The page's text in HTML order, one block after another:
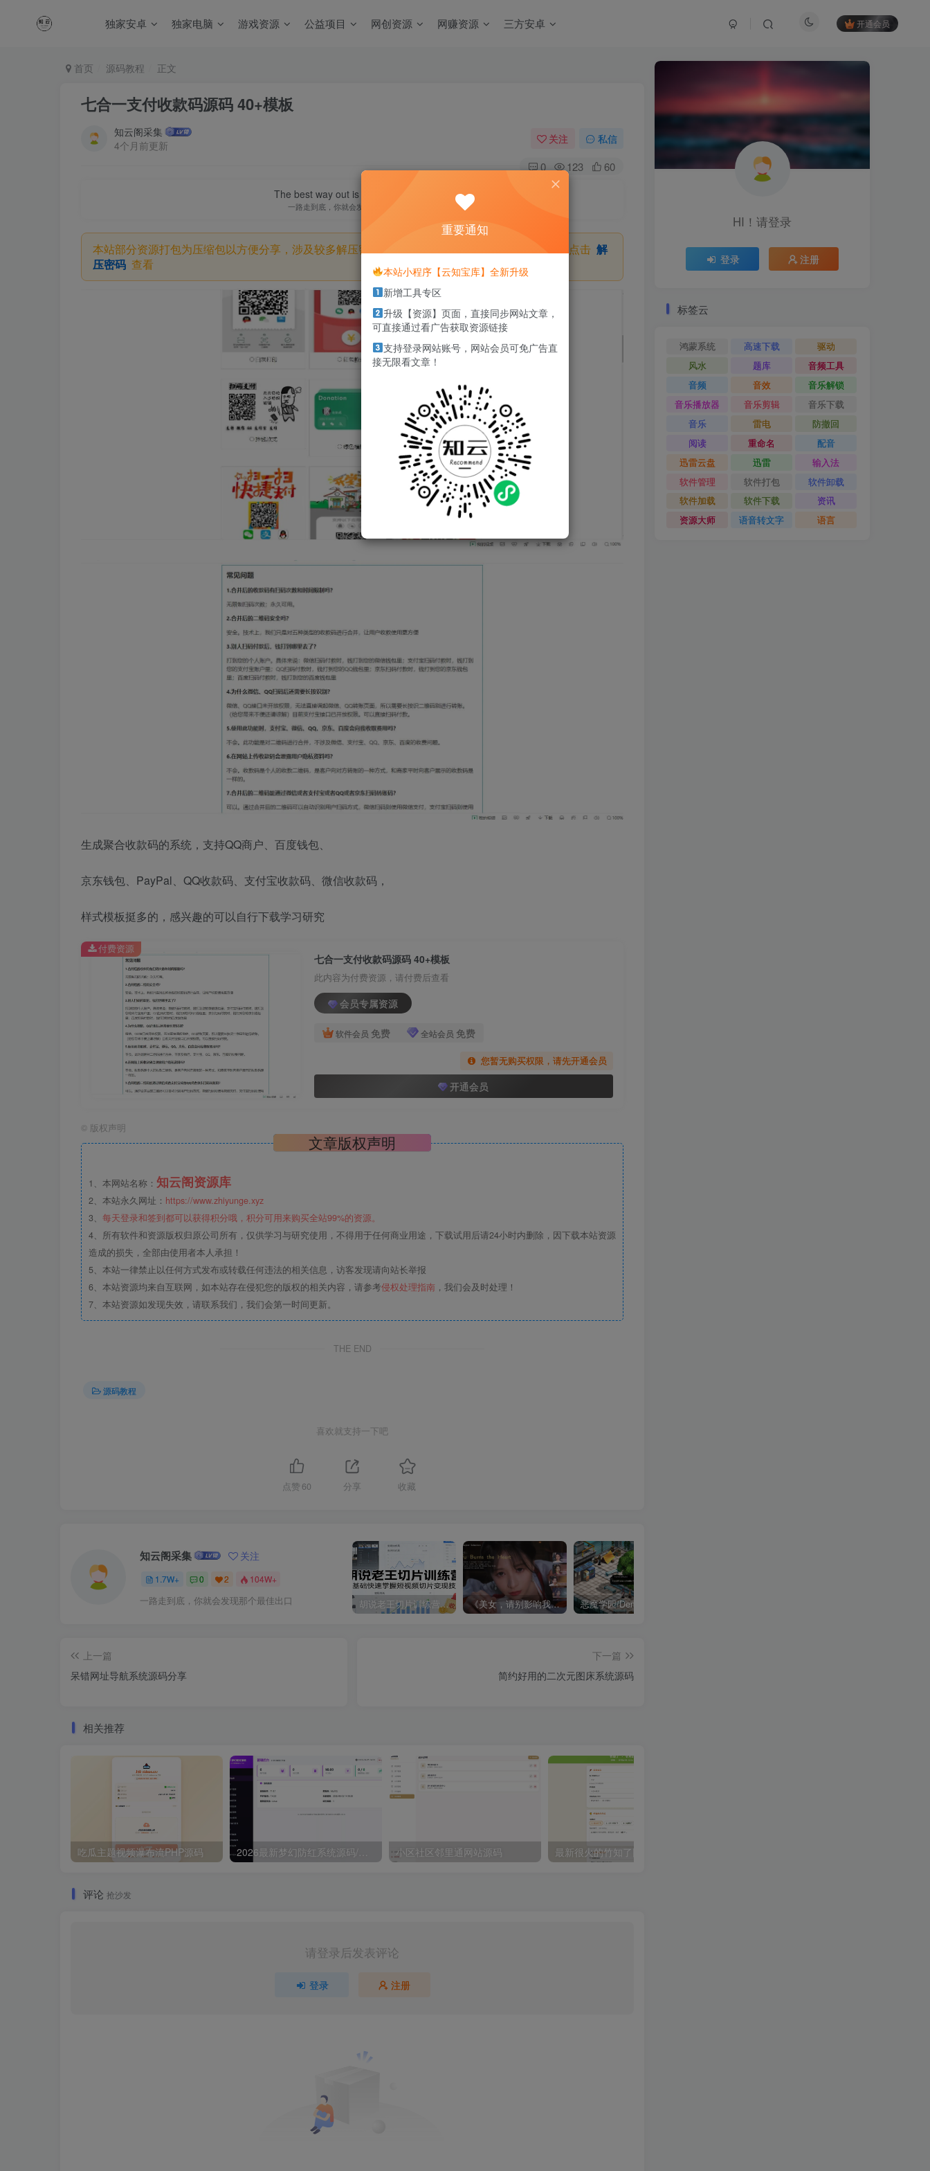
独家安卓 独家电脑 游戏资源 公益项目 网创资源 网赚资源 三方安卓 开通会员
首页 源码教程 正文
七合一支付收款码源码 40+模板
知云阁采集
4个月前更新
关注 私信
0 123 60
The best way out is always through.
一路走到底，你就会发现那个最佳出口
本站部分资源打包为压缩包以方便分享，涉及较多解压密码，如果你下载的资源需要解压密码，请点击 解
压密码 查看
生成聚合收款码的系统，支持QQ商户、百度钱包、
京东钱包、PayPal、QQ收款码、支付宝收款码、微信收款码，
样式模板挺多的，感兴趣的可以自行下载学习研究
七合一支付收款码源码 40+模板
此内容为付费资源，请付费后查看
会员专属资源
软件会员 免费 全站会员 免费
您暂无购买权限，请先开通会员
开通会员
付费资源
© 版权声明
文章版权声明
1、本网站名称： 知云阁资源库
2、本站永久网址： https://www.zhiyunge.xyz
3、 每天登录和签到都可以获得积分哦，积分可用来购买全站99%的资源。
4、所有软件和资源版权归原公司所有，仅供学习与研究使用，不得用于任何商业用途，下载试用后请24小时内删除，因下载本站资源
造成的损失，全部由使用者本人承担！
5、本站一律禁止以任何方式发布或转载任何违法的相关信息，访客发现请向站长举报
6、本站资源均来自互联网，如本站存在侵犯您的版权的相关内容，请参考侵权处理指南 ，我们会及时处理！
7、本站资源如发现失效，请联系我们，我们会第一时间更新。
THE END
源码教程
喜欢就支持一下吧
点赞 60 分享 收藏
知云阁采集 关注
1.7W+ 0 2 104W+
一路走到底，你就会发现那个最佳出口 胡说老王切片训练营，零基础快速掌握短视频切片变现技巧 《美女，请别影响我成仙全球版》中文版
上一篇
呆错网址导航系统源码分享
下一篇
简约好用的二次元图床系统源码
相关推荐
吃瓜主题视频瀑布流PHP源码 小区社区邻里通网站源码
评论 抢沙发
请登录后发表评论
登录 注册
HI！请登录
登录 注册
标签云
鸿蒙系统 高速下载
驱动
风水
题库
音频工具
音频
音效
音乐解锁
音乐播放器
音乐剪辑
音乐下载
音乐
雷电
防撤回
阅读
重命名
配音
迅雷云盘
迅雷
输入法
软件管理
软件打包
软件卸载
软件加载
软件下载
资讯
资源大师
语音转文字 语言
重要通知
本站小程序【云知宝库】全新升级
新增工具专区
升级【资源】页面，直接同步网站文章，
可直接通过看广告获取资源链接
支持登录网站账号，网站会员可免广告直
接无限看文章！